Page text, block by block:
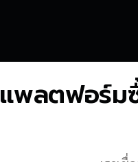
แพลตฟอร์ม